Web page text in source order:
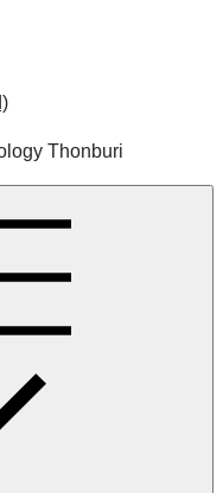
Thonburi